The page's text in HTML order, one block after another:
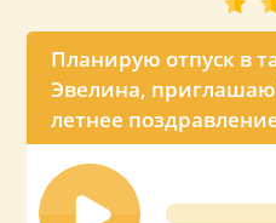
Планирую отпуск в
Эвелина,
летнее